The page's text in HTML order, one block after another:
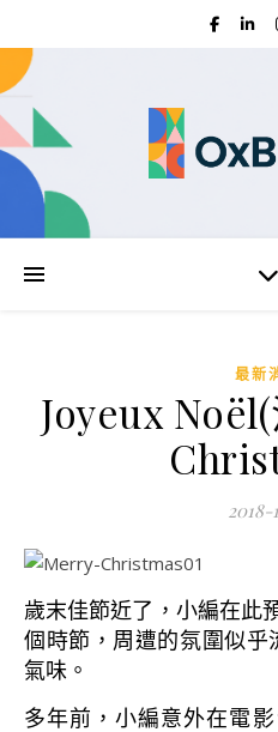
最新
Joyeux
2018-
歲末佳節近了，小編在此
個時節，周遭的氛圍似乎
氣味。
多年前，小編意外在電